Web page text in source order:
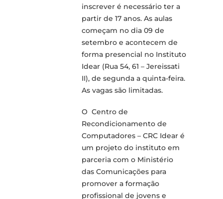
inscrever é necessário ter a
partir de 17 anos. As aulas
começam no dia 09 de
setembro e acontecem de
forma presencial no Instituto
Idear (Rua 54, 61 – Jereissati
II), de segunda a quinta-feira.
As vagas são limitadas.
O Centro de
Recondicionamento de
Computadores – CRC Idear é
um projeto do instituto em
parceria com o Ministério
das Comunicações para
promover a formação
profissional de jovens e